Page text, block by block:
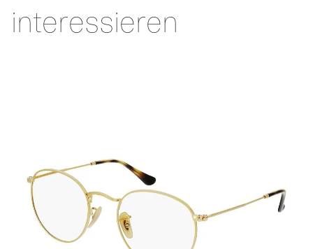
interessieren